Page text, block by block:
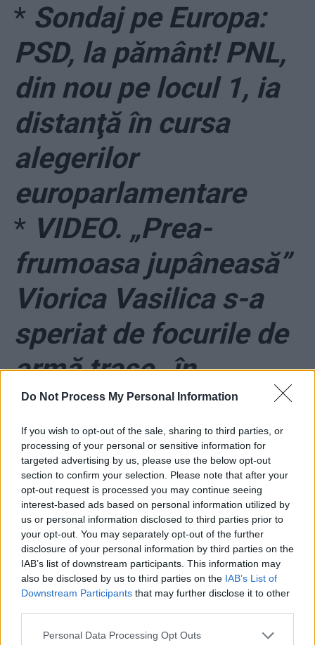
Do Not Process My Personal Information
If you wish to opt-out of the sale, sharing to third parties, or
processing of your personal or sensitive information for
targeted advertising by us, please use the below opt-out
section to confirm your selection. Please note that after your
opt-out request is processed you may continue seeing
interest-based ads based on personal information utilized by
us or personal information disclosed to third parties prior to
your opt-out. You may separately opt-out of the further
disclosure of your personal information by third parties on the
IAB’s list of downstream participants. This information may
also be disclosed by us to third parties on the IAB’s List of
Downstream Participants that may further disclose it to other
Personal Data Processing Opt Outs
* Sondaj pe Europa:
PSD, la pământ! PNL,
din nou pe locul 1, ia
distanţă în cursa
alegerilor
europarlamentare
* VIDEO. „Prea-
frumoasa jupâneasă”
Viorica Vasilica s-a
speriat de focurile de
armă trase „în
onoarea ei” la
Castelul Huniazilor!
*Dosarul „10 august”:
noile acuzații aduse
de procurori îi vizează
pe Carmen Dan și
Liviu Dragnea!